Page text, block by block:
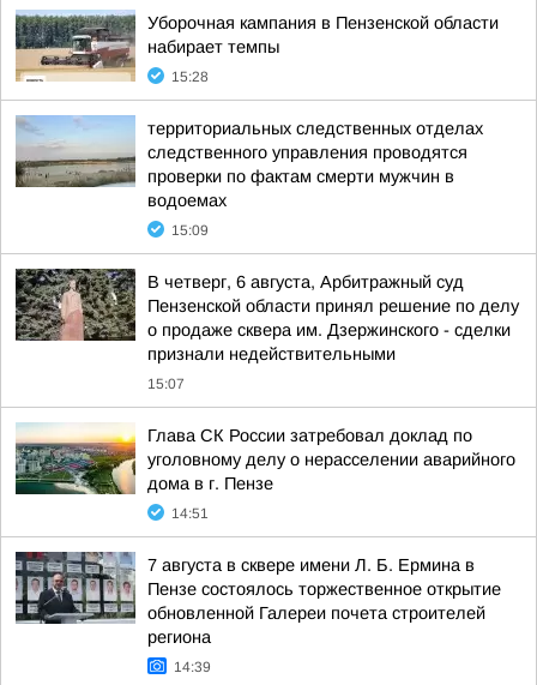
Уборочная кампания в Пензенской области
набирает темпы
15:28
территориальных следственных отделах
следственного управления проводятся
проверки по фактам смерти мужчин в
водоемах
15:09
В четверг, 6 августа, Арбитражный суд
Пензенской области принял решение по делу
о продаже сквера им. Дзержинского - сделки
признали недействительными
15:07
Глава СК России затребовал доклад по
уголовному делу о нерасселении аварийного
дома в г. Пензе
14:51
7 августа в сквере имени Л. Б. Ермина в
Пензе состоялось торжественное открытие
обновленной Галереи почета строителей
региона
14:39